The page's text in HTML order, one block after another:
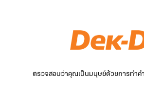
ตรวจสอบว่าคุณเป็นมนุษย์ด้วยการทำคำ